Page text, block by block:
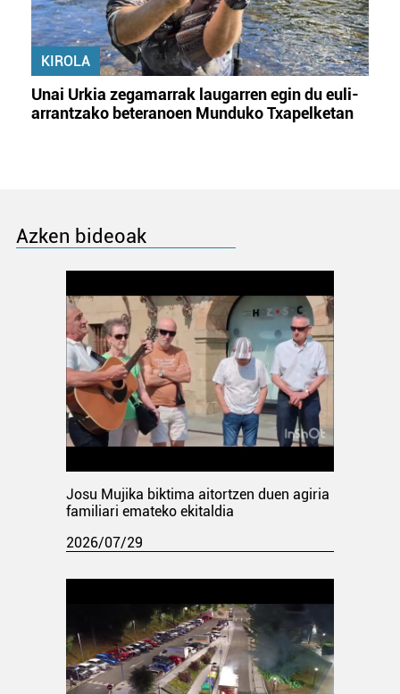
KIROLA
Unai Urkia zegamarrak laugarren egin du euli-
arrantzako beteranoen Munduko Txapelketan
Azken bideoak
Josu Mujika biktima aitortzen duen agiria
familiari emateko ekitaldia
2026/07/29